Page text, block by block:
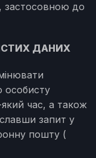
застосовною до
ДАНИХ
час, а також
запит у
пошту (